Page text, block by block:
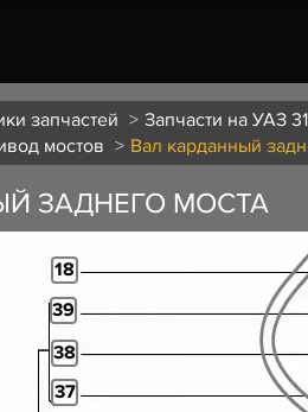
запчастей
Запчасти на УАЗ
мостов Вал карданный
ЗАДНЕГО МОСТА
18
37
38
39